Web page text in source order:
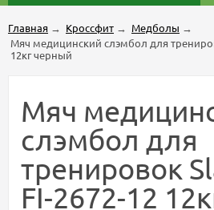
Главная → Кроссфит → Медболы →
Мяч медицинский слэмбол для
12кг черный
Мяч
слэмбол для
тренировок
FI-2672-12